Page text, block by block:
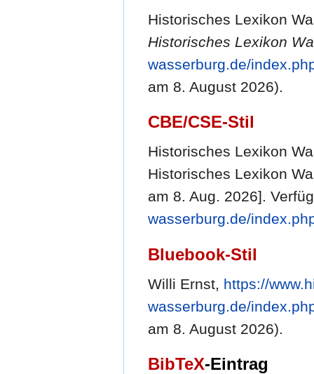
Historisches Lexikon
Historisches Lexikon
wasserburg.de/
am 8. August 2026).
CBE/CSE-Stil
Historisches Lexikon
Historisches Lexikon
am 8. Aug. 2026].
wasserburg.de/
Bluebook-Stil
Willi Ernst, https://
wasserburg.de/
am 8. August 2026).
BibTeX-Eintrag